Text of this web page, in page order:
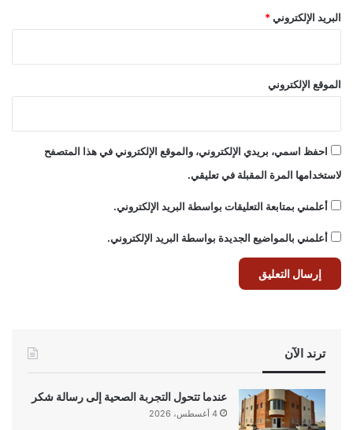
البريد الإلكتروني*
الموقع الإلكتروني
احفظ اسمي، بريدي الإلكتروني، والموقع الإلكتروني في هذا المتصفح
لاستخدامها المرة المقبلة في تعليقي.
أعلمني بمتابعة التعليقات بواسطة البريد الإلكتروني.
أعلمني بالمواضيع الجديدة بواسطة البريد الإلكتروني.
ترند الآن
عندما تتحول التجربة الصحية إلى رسالة شكر
4 أغسطس، 2026